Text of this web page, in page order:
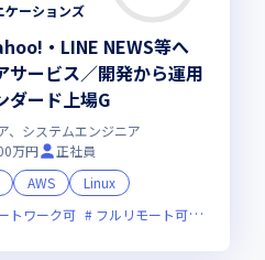
ケーションズ
・LINE NEWS等へ
サービス／開発から運用
ダード上場G
、システムエンジニア
万円
正社員
AWS
Linux
トワーク可 フルリモート可